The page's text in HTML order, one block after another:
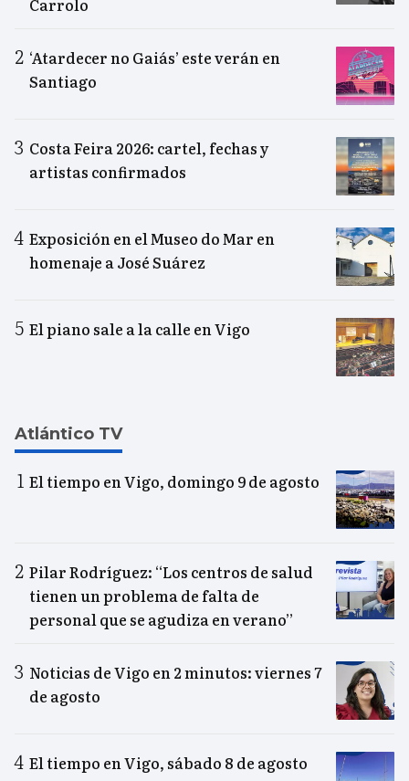
Carrolo
‘Atardecer no Gaiás’ este verán en
Santiago
Costa Feira 2026: cartel, fechas y
artistas confirmados
Exposición en el Museo do Mar en
homenaje a José Suárez
El piano sale a la calle en Vigo
Atlántico TV
El tiempo en Vigo, domingo 9 de agosto
Pilar Rodríguez: “Los centros de salud
tienen un problema de falta de
personal que se agudiza en verano”
Noticias de Vigo en 2 minutos: viernes 7
de agosto
El tiempo en Vigo, sábado 8 de agosto